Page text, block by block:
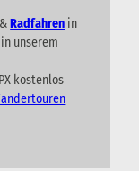
&Radfahren in
unserem
kostenlos